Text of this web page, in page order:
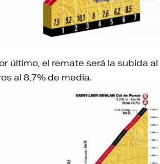
último, el remate será la subida al
al 8,7% de media.